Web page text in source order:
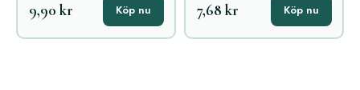
9,90 kr Köp nu 7,68 kr Köp nu